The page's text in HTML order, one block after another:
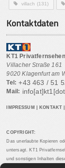
villach (131)
Kontaktdaten
KT1
Villacher Straße 161
9020 Klagenfurt am
Tel: +43 463 / 51
Mail:
IMPRESSUM KONTAKT
COPYRIGHT:
Das unerlaubte Kopieren
untersagt. KT1
und sonstigen Inhalten